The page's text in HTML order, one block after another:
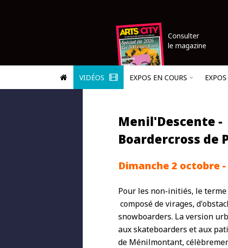
Consulter
le magazine
VIDÉOS EXPOS EN COURS
Menil'Descente -
Boardercross de
Dimanche 2 octobre
Pour les non-initiés, le
composé de virages,
snowboarders. La version
aux skateboarders et aux
de Ménilmontant,